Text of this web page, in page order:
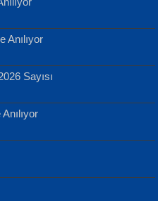
Anılıyor
Sayısı